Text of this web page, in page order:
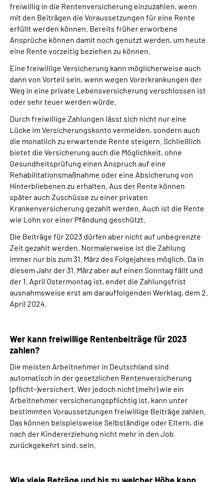
freiwillig in die Rentenversicherung einzuzahlen, wenn
mit den Beiträgen die Voraussetzungen für eine Rente
erfüllt werden können. Bereits früher erworbene
Ansprüche können damit noch genutzt werden, um heute
eine Rente vorzeitig beziehen zu können.
Eine freiwillige Versicherung kann möglicherweise auch
dann von Vorteil sein, wenn wegen Vorerkrankungen der
Weg in eine private Lebensversicherung verschlossen ist
oder sehr teuer werden würde.
Durch freiwillige Zahlungen lässt sich nicht nur eine
Lücke im Versicherungskonto vermeiden, sondern auch
die monatlich zu erwartende Rente steigern. Schließlich
bietet die Versicherung auch die Möglichkeit, ohne
Gesundheitsprüfung einen Anspruch auf eine
Rehabilitationsmaßnahme oder eine Absicherung von
Hinterbliebenen zu erhalten. Aus der Rente können
später auch Zuschüsse zu einer privaten
Krankenversicherung gezahlt werden. Auch ist die Rente
wie Lohn vor einer Pfändung geschützt.
Die Beiträge für 2023 dürfen aber nicht auf unbegrenzte
Zeit gezahlt werden. Normalerweise ist die Zahlung
immer nur bis zum 31. März des Folgejahres möglich. Da in
diesem Jahr der 31. März aber auf einen Sonntag fällt und
der 1. April Ostermontag ist, endet die Zahlungsfrist
ausnahmsweise erst am darauffolgenden Werktag, dem 2.
April 2024.
Wer kann freiwillige Rentenbeiträge für 2023
zahlen?
Die meisten Arbeitnehmer in Deutschland sind
automatisch in der gesetzlichen Rentenversicherung
(pflicht-)versichert. Wer jedoch nicht (mehr) wie ein
Arbeitnehmer versicherungspflichtig ist, kann unter
bestimmten Voraussetzungen freiwillige Beiträge zahlen.
Das können beispielsweise Selbständige oder Eltern, die
nach der Kindererziehung nicht mehr in den Job
zurückgekehrt sind, sein.